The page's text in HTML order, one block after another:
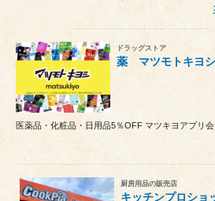
ドラッグストア
薬 マツモトキヨ
医薬品・化粧品・日用品5％OFF マツキヨアプリ
厨房用品の販売店
キッチンプロシ